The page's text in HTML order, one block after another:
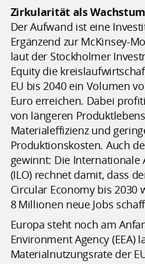
Zirkularität als
Der Aufwand ist eine
Ergänzend zur McKinsey-
laut der Stockholmer
Equity die
EU bis 2040 ein Volumen
Euro erreichen. Dabei
von längeren
Materialeffizienz und
Produktionskosten. Auch
gewinnt: Die Internationale
(ILO) rechnet damit, dass
Circular Economy bis 2030
8 Millionen neue Jobs
Europa steht noch am
Environment Agency (EEA)
Materialnutzungsrate der